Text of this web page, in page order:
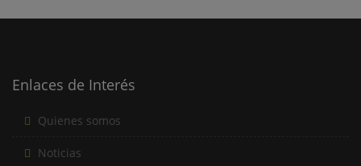
Enlaces de Interés
Quienes somos
Noticias